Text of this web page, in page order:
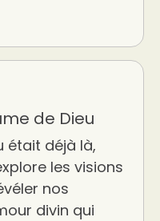
de Dieu
était déjà là,
les visions
nos
divin qui